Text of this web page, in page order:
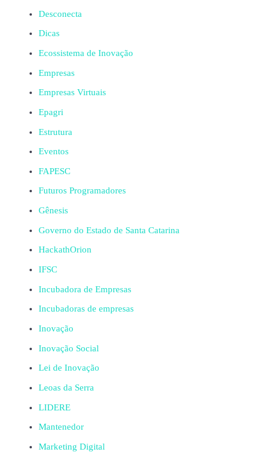
Desconecta
Dicas
Ecossistema de Inovação
Empresas
Empresas Virtuais
Epagri
Estrutura
Eventos
FAPESC
Futuros Programadores
Gênesis
Governo do Estado de Santa Catarina
HackathOrion
IFSC
Incubadora de Empresas
Incubadoras de empresas
Inovação
Inovação Social
Lei de Inovação
Leoas da Serra
LIDERE
Mantenedor
Marketing Digital